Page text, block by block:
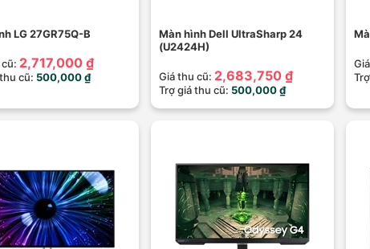
LG 27GR75Q-B
2,717,000 ₫
cũ: 500,000 ₫
Màn hình Dell UltraSharp 24
(U2424H)
Giá thu cũ: 2,683,750 ₫
Trợ giá thu cũ: 500,000 ₫